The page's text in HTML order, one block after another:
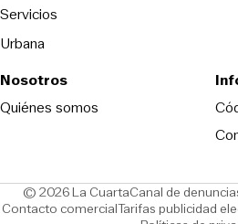
Servicios
Urbana
Nosotros
Quiénes somos
© 2026 La CuartaCanal de
Contacto comercialOpens in new
Tarifas publicidad